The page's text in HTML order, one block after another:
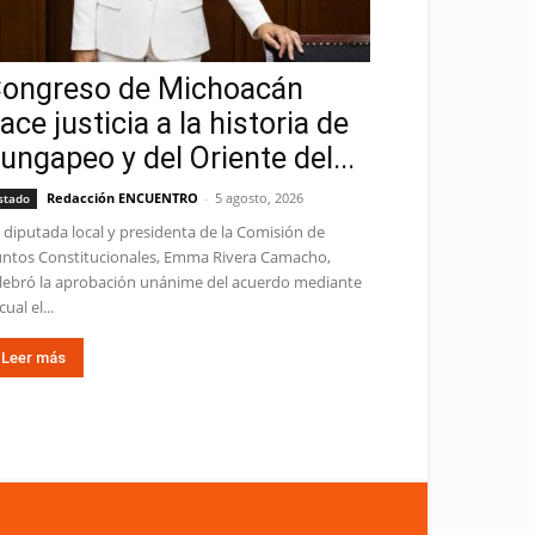
de Michoacán
justicia a la historia de
y del Oriente del...
Redacción ENCUENTRO - 5 agosto, 2026
diputada local y presidenta de la Comisión de
Constitucionales, Emma Rivera Camacho,
la aprobación unánime del acuerdo mediante
el...
Leer más